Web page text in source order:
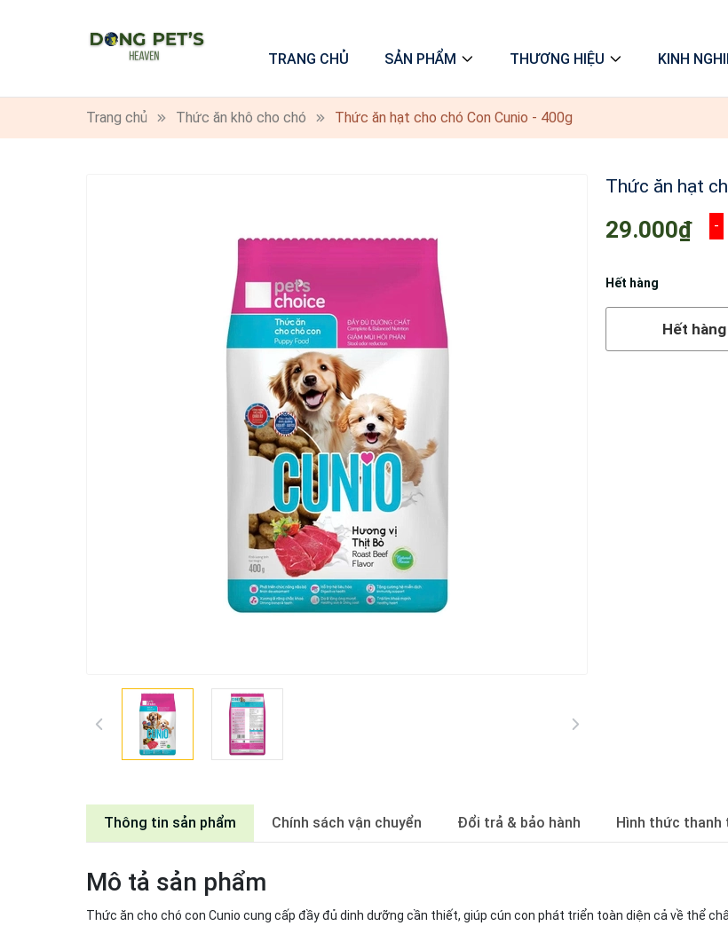
TRANG CHỦ SẢN PHẨM THƯƠNG HIỆU KINH
Trang chủ Thức ăn khô cho chó Thức ăn hạt cho chó Con Cunio - 400g
Thức ăn hạt
29.000₫ -
Hết hàng
Hết hàng
Thông tin sản phẩm Chính sách vận chuyển Đổi trả & bảo hành Hình thức thanh
Mô tả sản phẩm
Thức ăn cho chó con Cunio cung cấp đầy đủ dinh dưỡng cần thiết, giúp cún con phát triển toàn diện cả về thể